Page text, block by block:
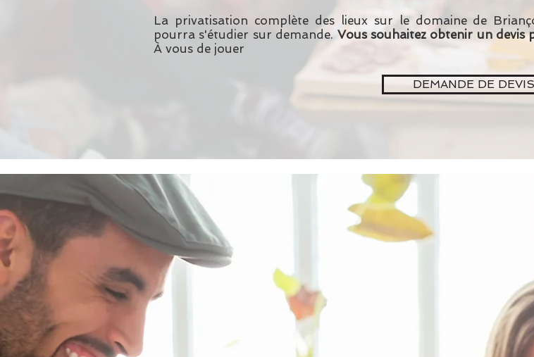
La privatisation complète des lieux sur le domaine de
pourra s'étudier sur demande. Vous souhaitez obtenir un
À vous de jouer
DEMANDE DE DEVIS